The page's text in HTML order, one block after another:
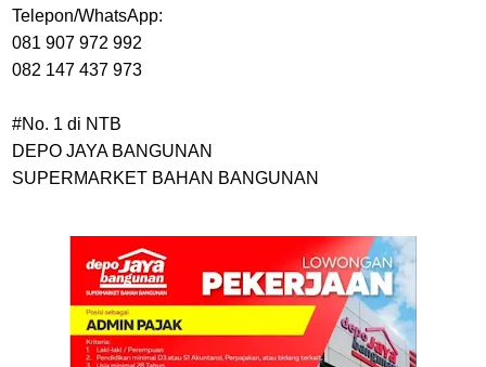
Telepon/WhatsApp:
081 907 972 992
082 147 437 973
#No. 1 di NTB
DEPO JAYA BANGUNAN
SUPERMARKET BAHAN BANGUNAN